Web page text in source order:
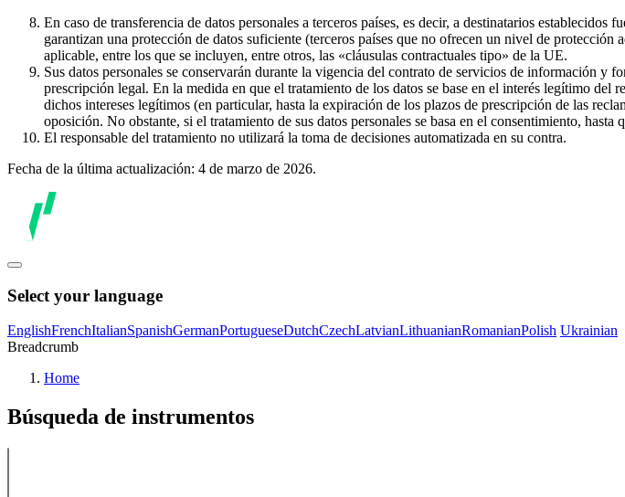
En caso de transferencia de datos personales a terceros países, es decir, a destinatarios
garantizan una protección de datos suficiente (terceros países que no ofrecen un nivel de
aplicable, entre los que se incluyen, entre otros, las «cláusulas contractuales tipo» de la UE.
Sus datos personales se conservarán durante la vigencia del contrato de servicios de información
prescripción legal. En la medida en que el tratamiento de los datos se base en el interés legítimo del
dichos intereses legítimos (en particular, hasta la expiración de los plazos de prescripción de las
oposición. No obstante, si el tratamiento de sus datos personales se basa en el consentimiento,
El responsable del tratamiento no utilizará la toma de decisiones automatizada en su contra.
Fecha de la última actualización: 4 de marzo de 2026.
Select your language
EnglishFrenchItalianSpanishGermanPortugueseDutchCzechLatvianLithuanianRomanianPolish Ukrainian
Breadcrumb
Home
Búsqueda de instrumentos